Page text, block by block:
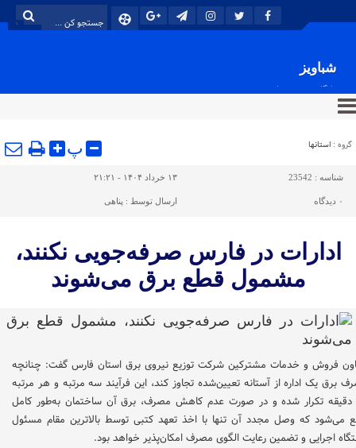
شباویز
پایگاه خبری شباویز
گروه : استانها پ
شناسه : 23542 ۱۳ خرداد ۱۴۰۴ - ۲۱:۲۱
۰ دیدگاه ارسال توسط : پناهی
ادارات در فارس صرفه‌جویی نکنند،
مشمول قطع برق می‌شوند
فروش و خدمات مشترکین شرکت توزیع نیروی برق استان فارس گفت: چنانچه
برق یک اداره از آستانه تعیین‌شده تجاوز کند، این فرآیند سه مرتبه و هر مرتبه
۳۰ دقیقه تکرار شده و در صورت عدم کاهش مصرف، برق آن ساختمان به‌طور کامل
می‌شود که وصل مجدد آن تنها با اخذ تعهد کتبی توسط بالاترین مقام مسئول
اجرایی و تضمین رعایت الگوی مصرف امکان‌پذیر خواهد بود.